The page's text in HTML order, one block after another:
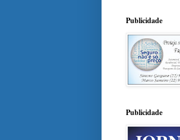
Publicidade
Publicidade